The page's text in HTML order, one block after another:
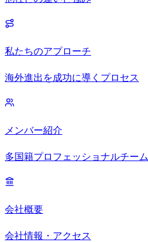
私たちのアプローチ
海外進出を成功に導くプロセス
メンバー紹介
多国籍プロフェッショナルチーム
会社概要
会社情報・アクセス